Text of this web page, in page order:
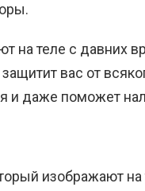
на теле с давних
вас от
и даже поможет
изображают на